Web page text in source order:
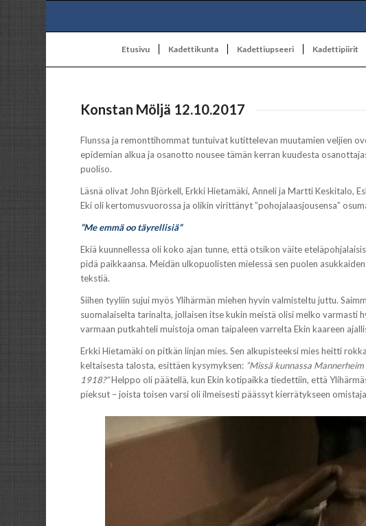
Etusivu Kadettikunta Kadettiupseeri Kadettipiirit
Konstan Möljä 12.10.2017
Flunssa ja remonttihommat tuntuivat kutittelevan muutamien veljien
epidemian alkua ja osanotto nousee tämän kerran kuudesta
puoliso.
Läsnä olivat John Björkell, Erkki Hietamäki, Anneli ja Martti Keskitalo,
Eki oli kertomusvuorossa ja olikin virittänyt ”pohojalaasjousensa”
”Me emmä oo täyrellisiä”
Ekiä kuunnellessa oli koko ajan tunne, että otsikon väite
pidä paikkaansa. Meidän ulkopuolisten mielessä sen puolen
tekstiä.
Siihen tyyliin sujui myös Ylihärmän miehen hyvin valmisteltu juttu.
suomalaiselta tarinalta, jollaisen itse kukin meistä olisi melko varmasti
varmaan putkahteli muistoja oman taipaleen varrelta Ekin kaareen
Erkki Hietamäki on pitkän linjan mies. Sen alkupisteeksi mies heitti
keltaisesta talosta, esittäen kysymyksen: ”Missä kunnassa
1918?”Helppo oli päätellä, kun Ekin kotipaikka tiedettiin, että
pieksut – joista toisen varsi oli ilmeisesti päässyt kierrätykseen